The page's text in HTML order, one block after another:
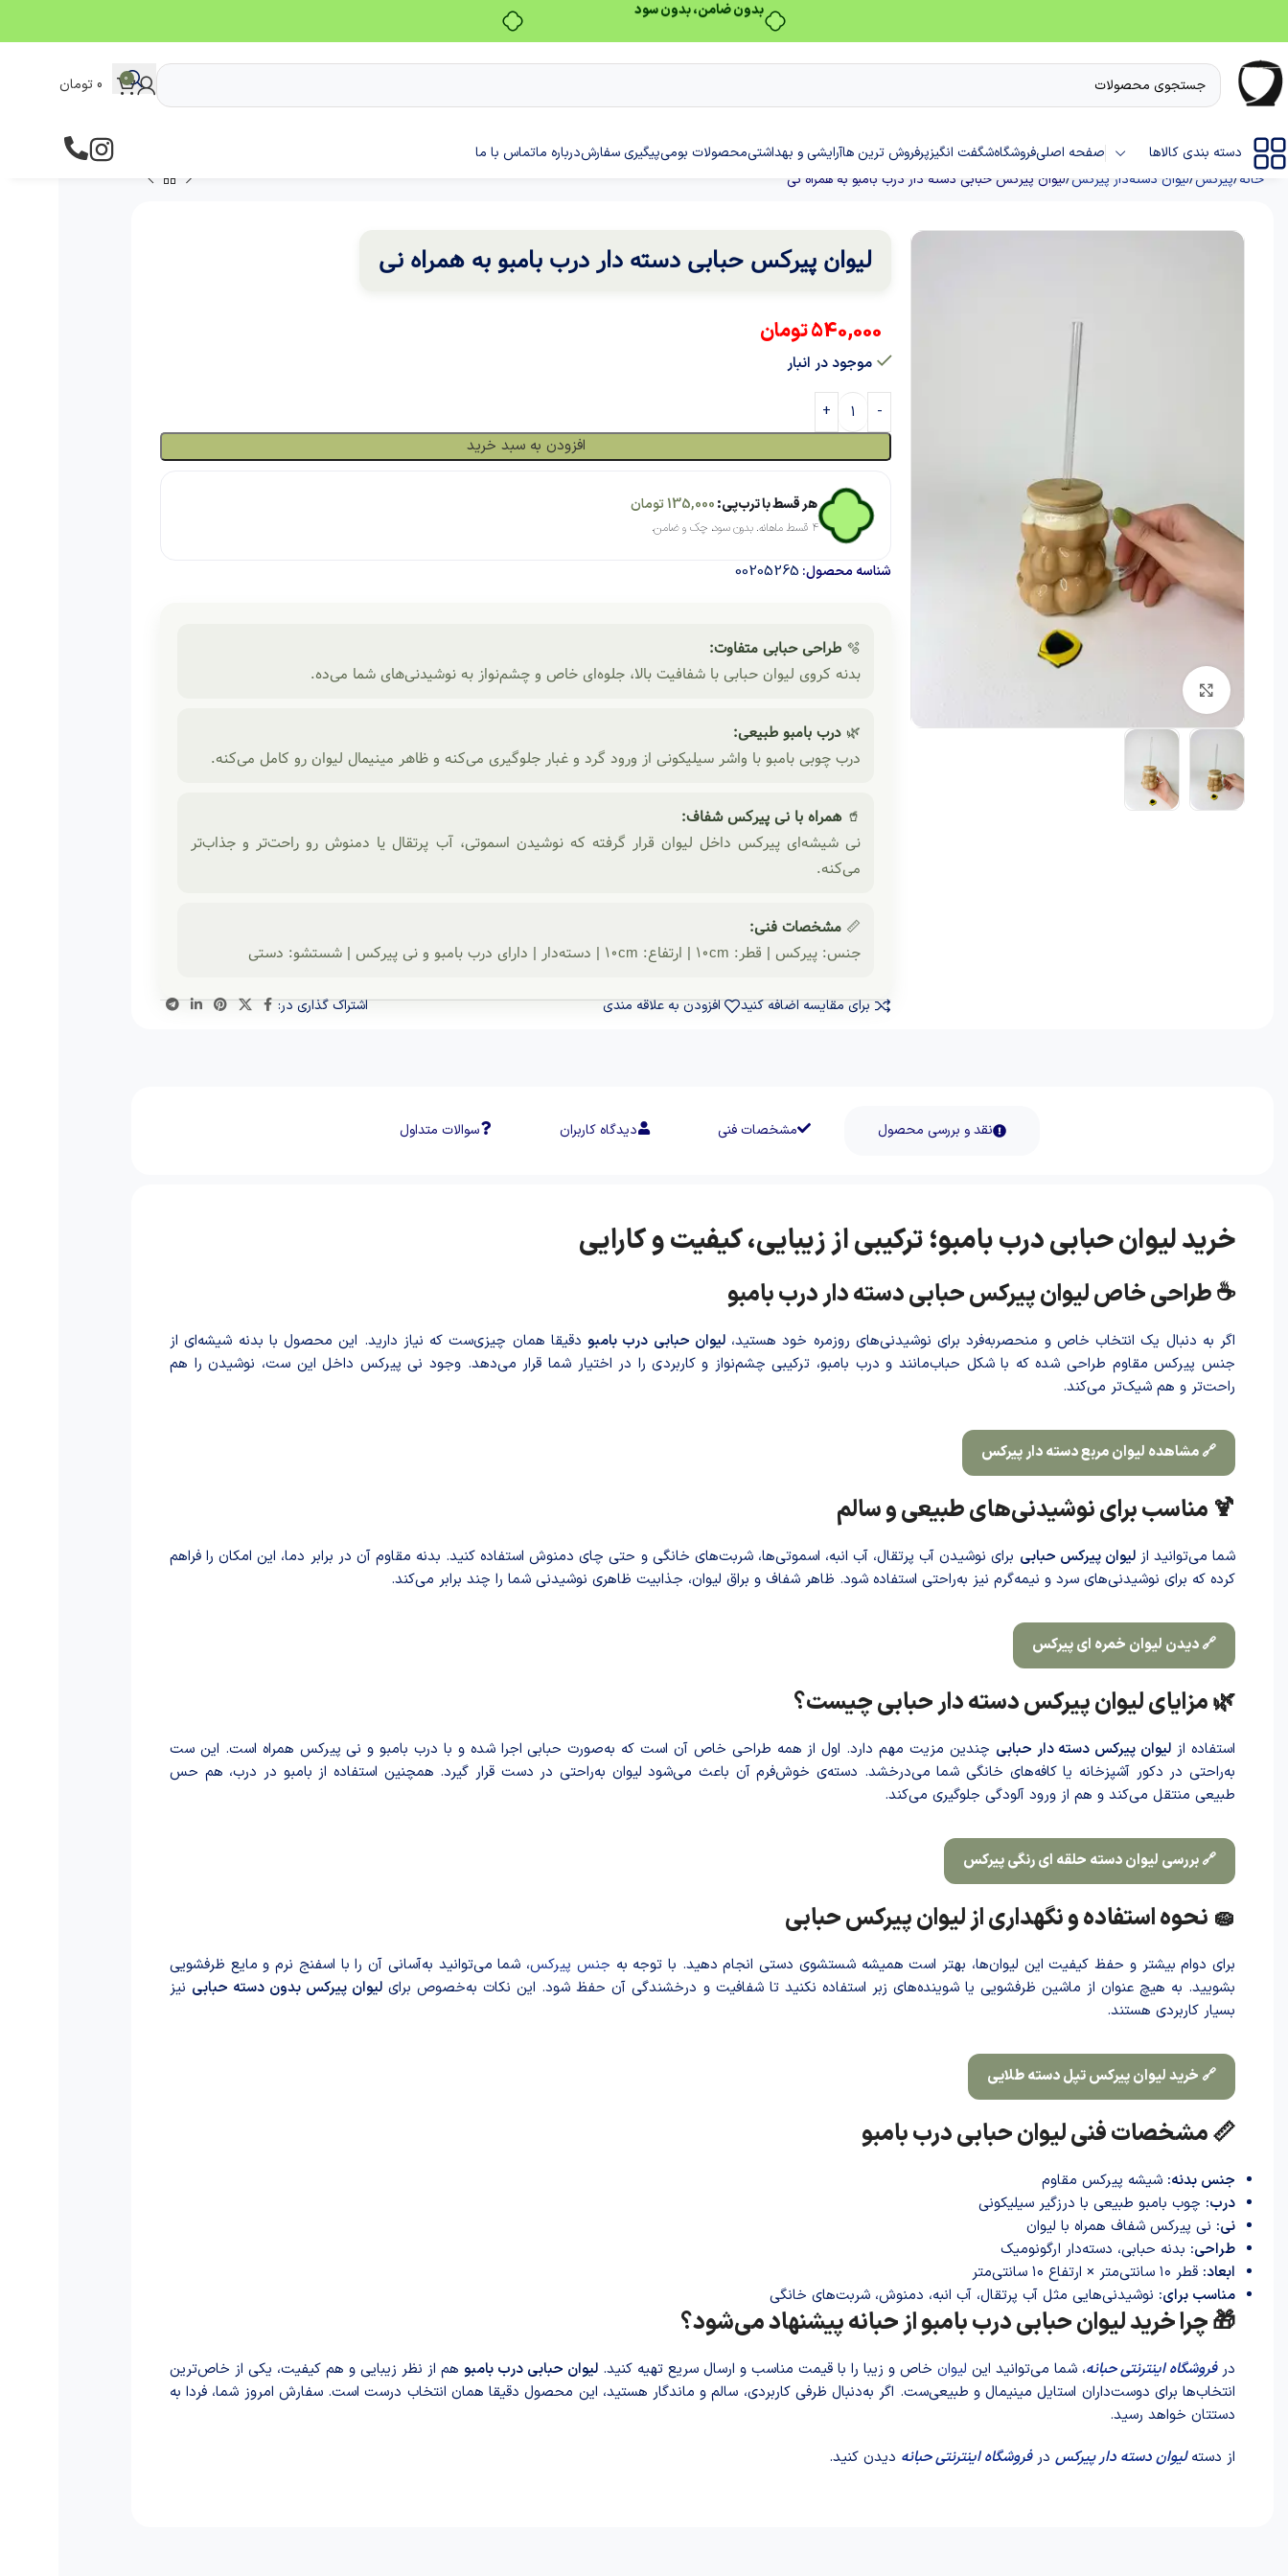
بدون ضامن، بدون سود
0
0 تومان
دسته بندی کالاها صفحه اصلیفروشگاهشگفت انگیزپرفروش ترین هاآرایشی و بهداشتیمحصولات بومیپیگیری سفارشدرباره ماتماس با ما
خانه پیرکس لیوان دسته‌دار پیرکس لیوان پیرکس حبابی دسته دار درب بامبو به همراه نی
لیوان پیرکس حبابی دسته دار درب بامبو به همراه نی
540,000تومان
موجود در انبار
افزودن به سبد خرید
هر قسط با ترب‌پی:135,000تومان
۴ قسط ماهانه. بدون سود، چک و ضامن.
شناسه محصول: 00205265
🫧 طراحی حبابی متفاوت:
بدنه کروی لیوان حبابی با شفافیت بالا، جلوه‌ای خاص و چشم‌نواز به نوشیدنی‌های شما می‌ده.
🌿 درب بامبو طبیعی:
درب چوبی بامبو با واشر سیلیکونی از ورود گرد و غبار جلوگیری می‌کنه و ظاهر مینیمال لیوان رو کامل می‌کنه.
🥤همراه با نی پیرکس شفاف:
نی شیشه‌ای پیرکس داخل لیوان قرار گرفته که نوشیدن اسموتی، آب پرتقال یا دمنوش رو راحت‌تر و جذاب‌تر
می‌کنه.
📏 مشخصات فنی:
جنس: پیرکس | قطر: ۱۰cm | ارتفاع: ۱۰cm | دسته‌دار | دارای درب بامبو و نی پیرکس | شستشو: دستی
برای مقایسه اضافه کنید افزودن به علاقه مندی اشتراک گذاری در:
نقد و بررسی محصول مشخصات فنی دیدگاه کاربران سوالات متداول
خرید لیوان حبابی درب بامبو؛ ترکیبی از زیبایی، کیفیت و کارایی
☕ طراحی خاص لیوان پیرکس حبابی دسته دار درب بامبو
اگر به دنبال یک انتخاب خاص و منحصربه‌فرد برای نوشیدنی‌های روزمره خود هستید،لیوان حبابی درب بامبو دقیقا همان چیزی‌ست که نیاز دارید. این محصول با بدنه شیشه‌ای از
جنس پیرکس مقاوم طراحی شده که با شکل حباب‌مانند و درب بامبو، ترکیبی چشم‌نواز و کاربردی را در اختیار شما قرار می‌دهد. وجود نی پیرکس داخل این ست، نوشیدن را هم
راحت‌تر و هم شیک‌تر می‌کند.
🔗 مشاهده لیوان مربع دسته دار پیرکس
🍹 مناسب برای نوشیدنی‌های طبیعی و سالم
شما می‌توانید ازلیوان پیرکس حبابی برای نوشید‌ن آب پرتقال، آب انبه، اسموتی‌ها، شربت‌های خانگی و حتی چای دمنوش استفاده کنید. بدنه مقاوم آن در برابر دما، این امکان را فراهم
کرده که برای نوشیدنی‌های سرد و نیمه‌گرم نیز به‌راحتی استفاده شود. ظاهر شفاف و براق لیوان، جذابیت ظاهری نوشیدنی شما را چند برابر می‌کند.
🔗 دیدن لیوان خمره ای پیرکس
🌿 مزایای لیوان پیرکس دسته دار حبابی چیست؟
استفاده از لیوان پیرکس دسته دار حبابی چندین مزیت مهم دارد. اول از همه طراحی خاص آن است که به‌صورت حبابی اجرا شده و با درب بامبو و نی پیرکس همراه است. این ست
به‌راحتی در دکور آشپزخانه یا کافه‌های خانگی شما می‌درخشد. دسته‌ی خوش‌فرم آن باعث می‌شود لیوان به‌راحتی در دست قرار گیرد. همچنین استفاده از بامبو در درب، هم حس
طبیعی منتقل می‌کند و هم از ورود آلودگی جلوگیری می‌کند.
🔗 بررسی لیوان دسته حلقه ای رنگی پیرکس
🧽 نحوه استفاده و نگهداری از لیوان پیرکس حبابی
برای دوام بیشتر و حفظ کیفیت این لیوان‌ها، بهتر است همیشه شستشوی دستی انجام دهید. با توجه به جنس پیرکس، شما می‌توانید به‌آسانی آن را با اسفنج نرم و مایع ظرفشویی
بشویید. به هیچ عنوان از ماشین ظرفشویی یا شوینده‌های زبر استفاده نکنید تا شفافیت و درخشندگی آن حفظ شود. این نکات به‌خصوص برای لیوان پیرکس بدون دسته حبابی نیز
بسیار کاربردی هستند.
🔗 خرید لیوان پیرکس تپل دسته طلایی
📏 مشخصات فنی لیوان حبابی درب بامبو
جنس بدنه: شیشه پیرکس مقاوم
درب: چوب بامبو طبیعی با درزگیر سیلیکونی
نی: نی پیرکس شفاف همراه با لیوان
طراحی: بدنه حبابی، دسته‌دار ارگونومیک
ابعاد: قطر ۱۰ سانتی‌متر × ارتفاع ۱۰ سانتی‌متر
مناسب برای: نوشیدنی‌هایی مثل آب پرتقال، آب انبه، دمنوش، شربت‌های خانگی
🎁 چرا خرید لیوان حبابی درب بامبو از حبانه پیشنهاد می‌شود؟
درفروشگاه اینترنتی حبانه، شما می‌توانید این لیوان خاص و زیبا را با قیمت مناسب و ارسال سریع تهیه کنید. لیوان حبابی درب بامبو هم از نظر زیبایی و هم کیفیت، یکی از خاص‌ترین
انتخاب‌ها برای دوست‌داران استایل مینیمال و طبیعی‌ست. اگر به‌دنبال ظرفی کاربردی، سالم و ماندگار هستید، این محصول دقیقا همان انتخاب درست است. سفارش امروز شما، فردا به
دستتان خواهد رسید.
از دستهلیوان دسته دار پیر‌کس درفروشگاه اینترنتی حبانه دیدن کنید.